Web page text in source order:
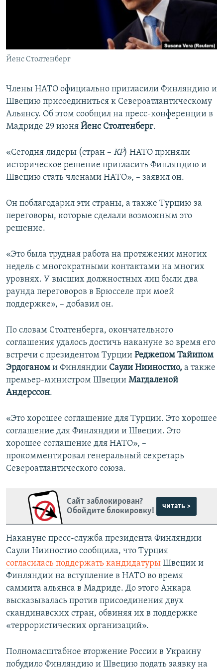
УКРАИНСКАЯ ПРОБЛЕМА КРЫМА
Йенс Столтенберг
Члены НАТО официально пригласили Финляндию и
Швецию присоединиться к Североатлантическому
Альянсу. Об этом сообщил на пресс-конференции в
Мадриде 29 июня Йенс Столтенберг.
«Сегодня лидеры (стран – КР) НАТО приняли
историческое решение пригласить Финляндию и
Швецию стать членами НАТО», – заявил он.
Он поблагодарил эти страны, а также Турцию за
переговоры, которые сделали возможным это
решение.
«Это была трудная работа на протяжении многих
недель с многократными контактами на многих
уровнях. У высших должностных лиц были два
раунда переговоров в Брюсселе при моей
поддержке», – добавил он.
По словам Столтенберга, окончательного
соглашения удалось достичь накануне во время его
встречи с президентом Турции Реджепом Тайипом
Эрдоганом и Финляндии Саули Нииностио, а также
премьер-министром Швеции Магдаленой
Андерссон.
«Это хорошее соглашение для Турции. Это хорошее
соглашение для Финляндии и Швеции. Это
хорошее соглашение для НАТО», –
прокомментировал генеральный секретарь
Североатлантического союза.
Сайт заблокирован?
Обойдите блокировку!
читать >
Накануне пресс-служба президента Финляндии
Саули Нииностио сообщила, что Турция
согласилась поддержать кандидатуры Швеции и
Финляндии на вступление в НАТО во время
саммита альянса в Мадриде. До этого Анкара
высказывалась против присоединения двух
скандинавских стран, обвиняя их в поддержке
«террористических организаций».
Полномасштабное вторжение России в Украину
побудило Финляндию и Швецию подать заявку на